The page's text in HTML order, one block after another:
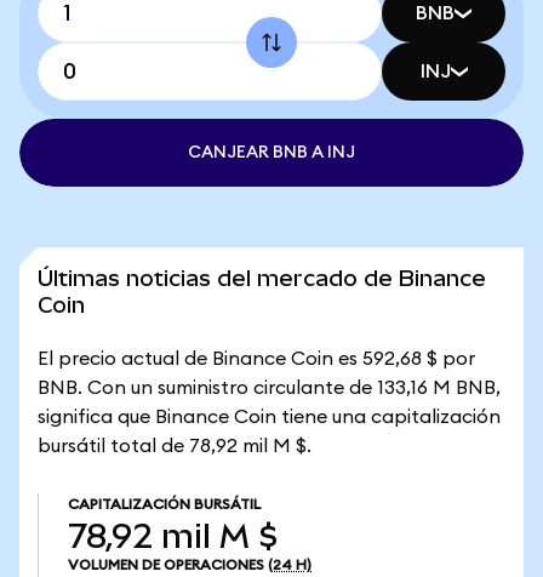
BNB
INJ
CANJEAR BNB A INJ
Últimas noticias del mercado de Binance
Coin
El precio actual de Binance Coin es 592,68 $ por
BNB. Con un suministro circulante de 133,16 M BNB,
significa que Binance Coin tiene una capitalización
bursátil total de 78,92 mil M $.
CAPITALIZACIÓN BURSÁTIL
78,92 mil M $
VOLUMEN DE OPERACIONES (24 H)